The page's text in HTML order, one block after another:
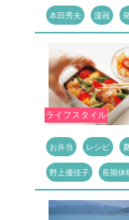
本田秀夫 漫画
ライフスタイル
お弁当 レシピ
野上優佳子 長期休